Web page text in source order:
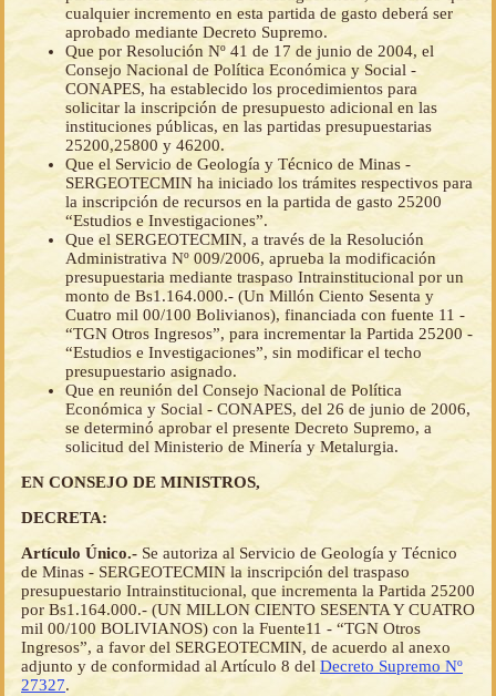
cualquier incremento en esta partida de gasto deberá ser
aprobado mediante Decreto Supremo.
Que por Resolución Nº 41 de 17 de junio de 2004, el
Consejo Nacional de Política Económica y Social -
CONAPES, ha establecido los procedimientos para
solicitar la inscripción de presupuesto adicional en las
instituciones públicas, en las partidas presupuestarias
25200,25800 y 46200.
Que el Servicio de Geología y Técnico de Minas -
SERGEOTECMIN ha iniciado los trámites respectivos para
la inscripción de recursos en la partida de gasto 25200
“Estudios e Investigaciones”.
Que el SERGEOTECMIN, a través de la Resolución
Administrativa Nº 009/2006, aprueba la modificación
presupuestaria mediante traspaso Intrainstitucional por un
monto de Bs1.164.000.- (Un Millón Ciento Sesenta y
Cuatro mil 00/100 Bolivianos), financiada con fuente 11 -
“TGN Otros Ingresos”, para incrementar la Partida 25200 -
“Estudios e Investigaciones”, sin modificar el techo
presupuestario asignado.
Que en reunión del Consejo Nacional de Política
Económica y Social - CONAPES, del 26 de junio de 2006,
se determinó aprobar el presente Decreto Supremo, a
solicitud del Ministerio de Minería y Metalurgia.
EN CONSEJO DE MINISTROS,
DECRETA:
Artículo Único.- Se autoriza al Servicio de Geología y Técnico
de Minas - SERGEOTECMIN la inscripción del traspaso
presupuestario Intrainstitucional, que incrementa la Partida 25200
por Bs1.164.000.- (UN MILLON CIENTO SESENTA Y CUATRO
mil 00/100 BOLIVIANOS) con la Fuente11 - “TGN Otros
Ingresos”, a favor del SERGEOTECMIN, de acuerdo al anexo
adjunto y de conformidad al Artículo 8 del Decreto Supremo Nº
27327.